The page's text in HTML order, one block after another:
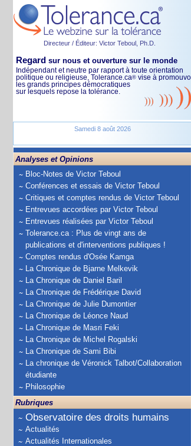
Directeur / Éditeur: Victor Teboul, Ph.D.
Regard sur nous et ouverture sur le monde
Indépendant et neutre par rapport à toute orientation
politique ou religieuse, Tolerance.ca® vise à
les grands principes démocratiques
sur lesquels repose la tolérance.
Samedi 8 août 2026
Analyses et Opinions
Bloc-Notes de Victor Teboul
Conférences et essais de Victor Teboul
Critiques et comptes rendus de Victor Teboul
Entrevues accordées par Victor Teboul
Entrevues réalisées par Victor Teboul
Tolerance.ca : Plus de vingt ans de
publications et d'interventions publiques !
Comptes rendus d'Osée Kamga
La Chronique de Bjarne Melkevik
La Chronique de Daniel Baril
La Chronique de Frédérique David
La Chronique de Julie Dumontier
La Chronique de Léonce Naud
La Chronique de Masri Feki
La Chronique de Michel Rogalski
La Chronique de Sami Bibi
La chronique de Véronick Talbot/Collaboration
étudiante
Philosophie
Rubriques
Observatoire des droits humains
Actualités
Actualités Internationales